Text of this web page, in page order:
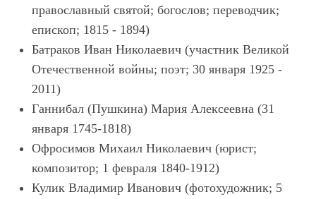
православный святой; богослов; переводчик;
епископ; 1815 - 1894)
Батраков Иван Николаевич (участник Великой
Отечественной войны; поэт; 30 января 1925 -
2011)
Ганнибал (Пушкина) Мария Алексеевна (31
января 1745-1818)
Офросимов Михаил Николаевич (юрист;
композитор; 1 февраля 1840-1912)
Кулик Владимир Иванович (фотохудожник; 5